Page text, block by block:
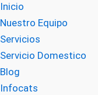
Inicio
Nuestro Equipo
Servicios
Servicio Domestico
Blog
Infocats